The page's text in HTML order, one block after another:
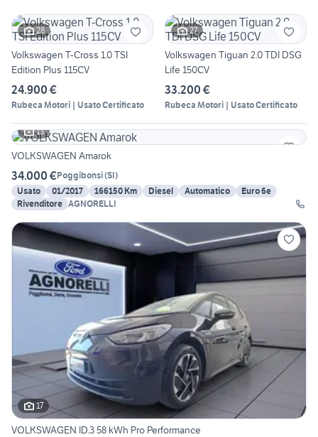
28
Volkswagen T-Cross 1.0 TSI
Edition Plus 115CV
24.900 €
Rubeca Motori | Usato Certificato
27
Volkswagen Tiguan 2.0 TDI DSG
Life 150CV
33.200 €
Rubeca Motori | Usato Certificato
13
VOLKSWAGEN Amarok
34.000 €Poggibonsi(SI)
Usato
01/2017 166150 Km Diesel Automatico
Euro 6e
Rivenditore AGNORELLI
17
VOLKSWAGEN ID.3 58 kWh Pro Performance